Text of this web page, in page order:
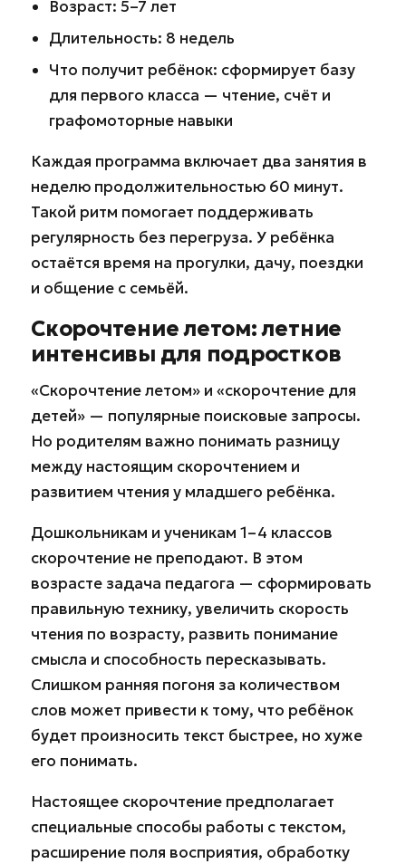
Возраст: 5–7 лет
Длительность: 8 недель
Что получит ребёнок: сформирует базу
для первого класса — чтение, счёт и
графомоторные навыки
Каждая программа включает два занятия в
неделю продолжительностью 60 минут.
Такой ритм помогает поддерживать
регулярность без перегруза. У ребёнка
остаётся время на прогулки, дачу, поездки
и общение с семьёй.
Скорочтение летом: летние
интенсивы для подростков
«Скорочтение летом» и «скорочтение для
детей» — популярные поисковые запросы.
Но родителям важно понимать разницу
между настоящим скорочтением и
развитием чтения у младшего ребёнка.
Дошкольникам и ученикам 1–4 классов
скорочтение не преподают. В этом
возрасте задача педагога — сформировать
правильную технику, увеличить скорость
чтения по возрасту, развить понимание
смысла и способность пересказывать.
Слишком ранняя погоня за количеством
слов может привести к тому, что ребёнок
будет произносить текст быстрее, но хуже
его понимать.
Настоящее скорочтение предполагает
специальные способы работы с текстом,
расширение поля восприятия, обработку